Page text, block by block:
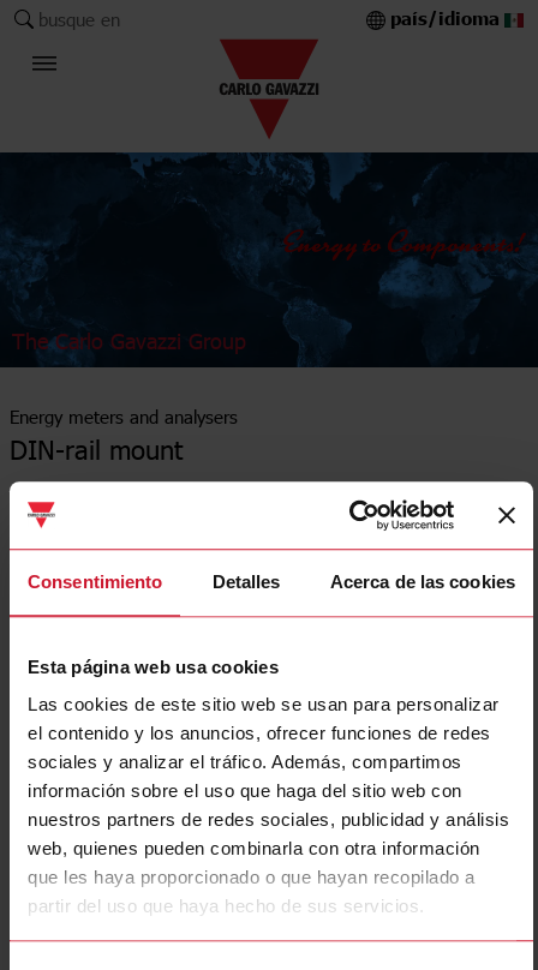
Consentimiento Detalles Acerca de las cookies
Esta página web usa cookies
Las cookies de este sitio web se usan para personalizar
el contenido y los anuncios, ofrecer funciones de redes
sociales y analizar el tráfico. Además, compartimos
información sobre el uso que haga del sitio web con
nuestros partners de redes sociales, publicidad y análisis
web, quienes pueden combinarla con otra información
que les haya proporcionado o que hayan recopilado a
partir del uso que haya hecho de sus servicios.
busque en país/idioma
The Carlo Gavazzi Group
Energy meters and analysers
DIN-rail mount
Contacte con nosotros Comprar
EM540DINAV23XS1PFA
Three-phase MID Energy analyzer, 120 to 230 V L-N, 208 to 400
V L-L, 5 (65) A, RS485 Modbus RTU
Especificaciones